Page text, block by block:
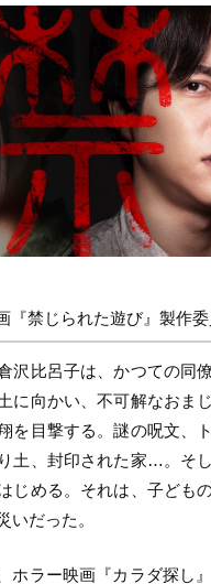
『禁じられた遊び』製作
沢比呂子は、かつての同
に向かい、不可解なおま
を目撃する。謎の呪文、
土、封印された家…。そ
じめる。それは、子ども
いだった。
ホラー映画『カラダ探し